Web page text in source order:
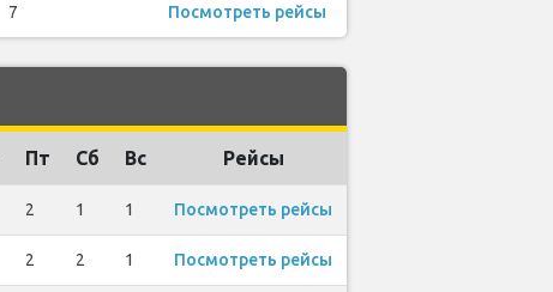
7 Посмотреть рейсы
Пт Сб Вс Рейсы
2 1 1 Посмотреть рейсы
2 2 1 Посмотреть рейсы